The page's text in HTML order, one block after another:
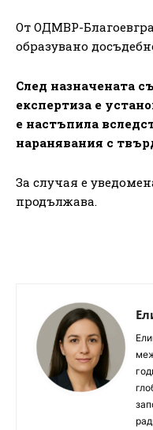
От ОДМВР-
образувано
След назначената
експертиза е
е настъпила
наранявания с
За случая е
продължава.